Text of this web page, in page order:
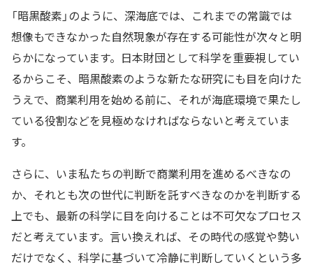
「暗黒酸素」のように、深海底では、これまでの常識では
想像もできなかった自然現象が存在する可能性が次々と明
らかになっています。日本財団として科学を重要視してい
るからこそ、暗黒酸素のような新たな研究にも目を向けた
うえで、商業利用を始める前に、それが海底環境で果たし
ている役割などを見極めなければならないと考えていま
す。
さらに、いま私たちの判断で商業利用を進めるべきなの
か、それとも次の世代に判断を託すべきなのかを判断する
上でも、最新の科学に目を向けることは不可欠なプロセス
だと考えています。言い換えれば、その時代の感覚や勢い
だけでなく、科学に基づいて冷静に判断していくという多